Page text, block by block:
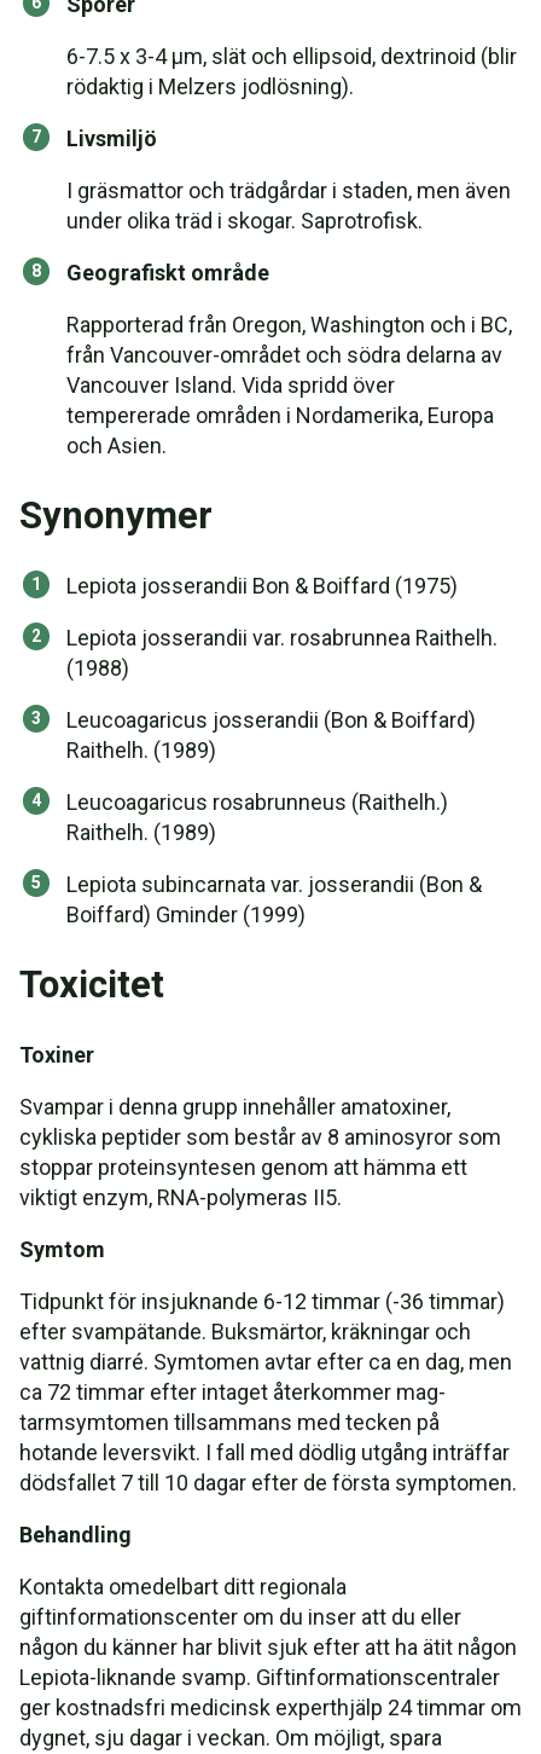
6-7.5 x 3-4 µm, slät och ellipsoid, dextrinoid (blir
rödaktig i Melzers jodlösning).
Livsmiljö
I gräsmattor och trädgårdar i staden, men även
under olika träd i skogar. Saprotrofisk.
Geografiskt område
Rapporterad från Oregon, Washington och i BC,
från Vancouver-området och södra delarna av
Vancouver Island. Vida spridd över
tempererade områden i Nordamerika, Europa
och Asien.
Synonymer
Lepiota josserandii Bon & Boiffard (1975)
Lepiota josserandii var. rosabrunnea Raithelh.
(1988)
Leucoagaricus josserandii (Bon & Boiffard)
Raithelh. (1989)
Leucoagaricus rosabrunneus (Raithelh.)
Raithelh. (1989)
Lepiota subincarnata var. josserandii (Bon &
Boiffard) Gminder (1999)
Toxicitet
Toxiner
Svampar i denna grupp innehåller amatoxiner,
cykliska peptider som består av 8 aminosyror som
stoppar proteinsyntesen genom att hämma ett
viktigt enzym, RNA-polymeras II5.
Symtom
Tidpunkt för insjuknande 6-12 timmar (-36 timmar)
efter svampätande. Buksmärtor, kräkningar och
vattnig diarré. Symtomen avtar efter ca en dag, men
ca 72 timmar efter intaget återkommer mag-
tarmsymtomen tillsammans med tecken på
hotande leversvikt. I fall med dödlig utgång inträffar
dödsfallet 7 till 10 dagar efter de första symptomen.
Behandling
Kontakta omedelbart ditt regionala
giftinformationscenter om du inser att du eller
någon du känner har blivit sjuk efter att ha ätit någon
Lepiota-liknande svamp. Giftinformationscentraler
ger kostnadsfri medicinsk experthjälp 24 timmar om
dygnet, sju dagar i veckan. Om möjligt, spara